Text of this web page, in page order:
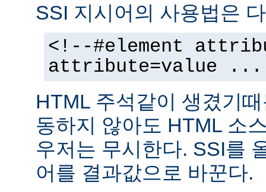
SSI 지시어의 사용법은
<!--#element
attribute=value
HTML 주석같이 생겼기
동하지 않아도 HTML 소
우저는 무시한다. SSI를
어를 결과값으로 바꾼다.